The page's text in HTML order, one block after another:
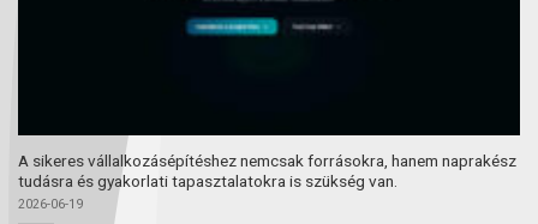
A sikeres vállalkozásépítéshez nemcsak forrásokra, hanem naprakész
tudásra és gyakorlati tapasztalatokra is szükség van.
2026-06-19